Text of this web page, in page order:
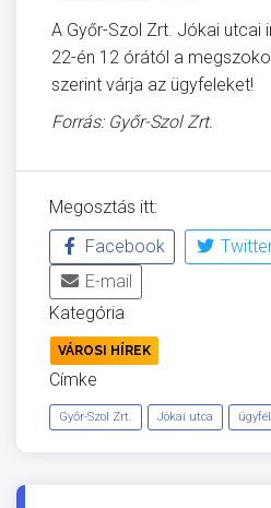
A Győr-Szol Zrt. Jókai utcai
22-én 12 órától a
szerint várja az ügyfeleket!
Forrás: Győr-Szol Zrt.
Megosztás itt:
Facebook
E-mail
Kategória
VÁROSI HÍREK
Címke
Győr-Szol Zrt. Jókai utca